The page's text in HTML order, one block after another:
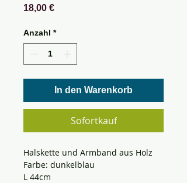
18,00 €Preis
Anzahl *
In den Warenkorb
Sofortkauf
Halskette und Armband aus Holz
Farbe: dunkelblau
L 44cm